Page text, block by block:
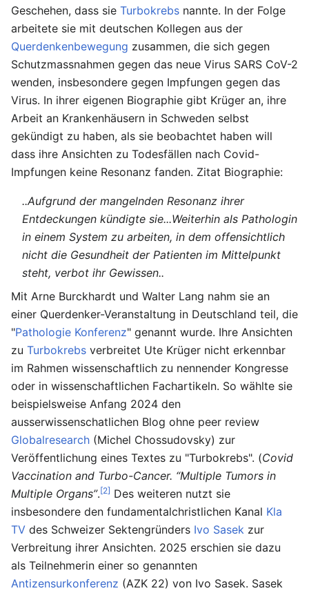
Geschehen, dass sie Turbokrebs nannte. In der Folge
arbeitete sie mit deutschen Kollegen aus der
Querdenkenbewegung zusammen, die sich gegen
Schutzmassnahmen gegen das neue Virus SARS CoV-2
wenden, insbesondere gegen Impfungen gegen das
Virus. In ihrer eigenen Biographie gibt Krüger an, ihre
Arbeit an Krankenhäusern in Schweden selbst
gekündigt zu haben, als sie beobachtet haben will
dass ihre Ansichten zu Todesfällen nach Covid-
Impfungen keine Resonanz fanden. Zitat Biographie:
..Aufgrund der mangelnden Resonanz ihrer
Entdeckungen kündigte sie...Weiterhin als Pathologin
in einem System zu arbeiten, in dem offensichtlich
nicht die Gesundheit der Patienten im Mittelpunkt
steht, verbot ihr Gewissen..
Mit Arne Burckhardt und Walter Lang nahm sie an
einer Querdenker-Veranstaltung in Deutschland teil, die
"Pathologie Konferenz" genannt wurde. Ihre Ansichten
zu Turbokrebs verbreitet Ute Krüger nicht erkennbar
im Rahmen wissenschaftlich zu nennender Kongresse
oder in wissenschaftlichen Fachartikeln. So wählte sie
beispielsweise Anfang 2024 den
ausserwissenschatlichen Blog ohne peer review
Globalresearch (Michel Chossudovsky) zur
Veröffentlichung eines Textes zu "Turbokrebs". (Covid
Vaccination and Turbo-Cancer. “Multiple Tumors in
Multiple Organs”.[2] Des weiteren nutzt sie
insbesondere den fundamentalchristlichen Kanal Kla
TV des Schweizer Sektengründers Ivo Sasek zur
Verbreitung ihrer Ansichten. 2025 erschien sie dazu
als Teilnehmerin einer so genannten
Antizensurkonferenz (AZK 22) von Ivo Sasek. Sasek